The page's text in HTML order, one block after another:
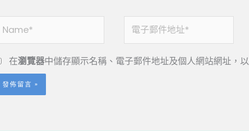
Name*
電
郵
在瀏覽器中儲存顯示名稱、電子郵件地址及個人網站網址，